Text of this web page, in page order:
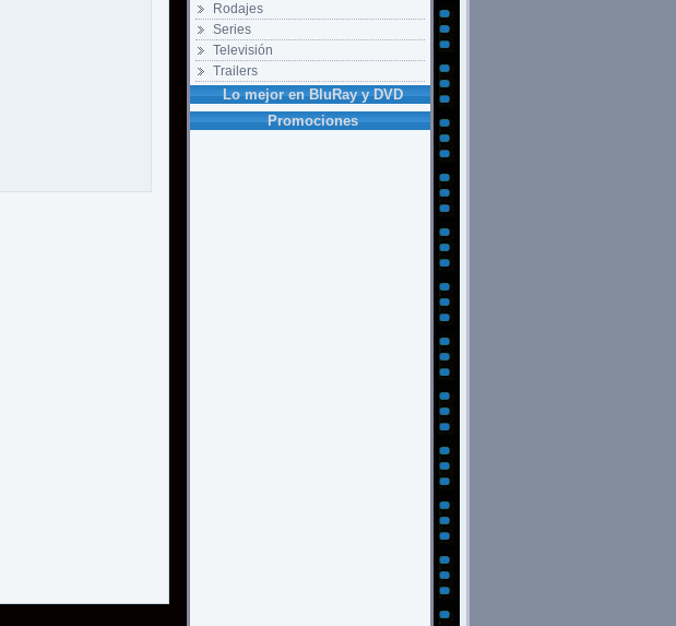
Rodajes
Series
Televisión
Trailers
Lo mejor en BluRay y DVD
Promociones